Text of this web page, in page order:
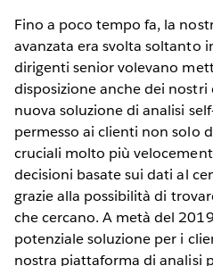
Fino a poco tempo fa, la
avanzata era svolta soltanto
dirigenti senior volevano
disposizione anche dei
nuova soluzione di analisi
permesso ai clienti non solo
cruciali molto più
decisioni basate sui dati al
grazie alla possibilità di
che cercano. A metà del
potenziale soluzione per i
nostra piattaforma di analisi